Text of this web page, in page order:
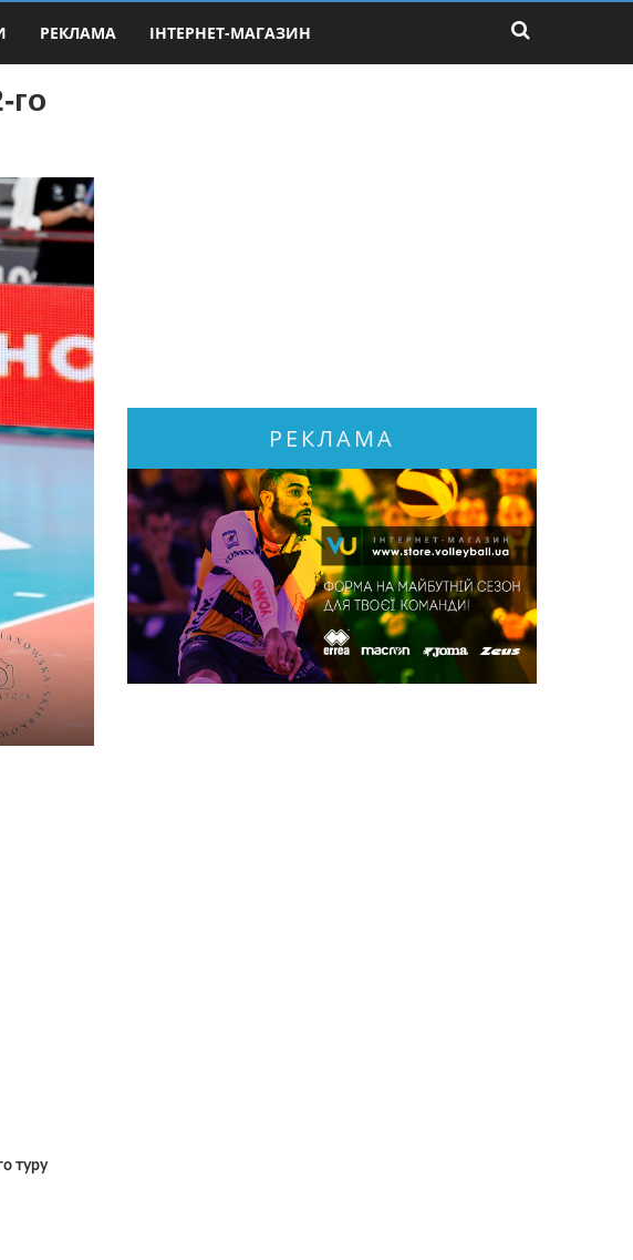
РЕКЛАМА ІНТЕРНЕТ-МАГАЗИН
го
туру
РЕКЛАМА